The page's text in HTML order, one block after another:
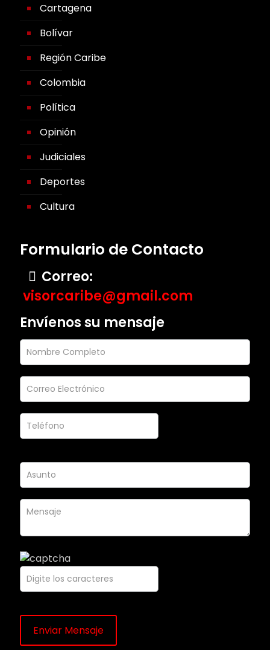
Cartagena
Bolívar
Región Caribe
Colombia
Política
Opinión
Judiciales
Deportes
Cultura
Formulario de Contacto
Correo:
visorcaribe@gmail.com
Envíenos su mensaje